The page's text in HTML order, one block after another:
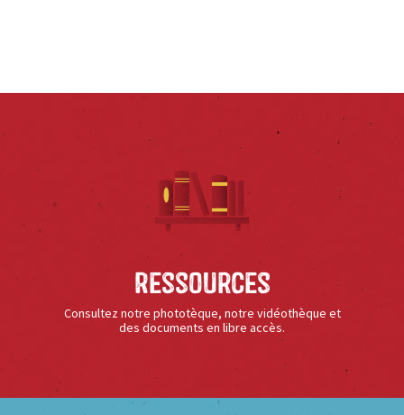
Ressources
Consultez notre phototèque, notre vidéothèque et
des documents en libre accès.